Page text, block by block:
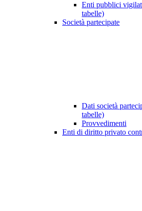
Enti pubblici
tabelle)
Società partecipate
Dati società
tabelle)
Provvedimenti
Enti di diritto privato